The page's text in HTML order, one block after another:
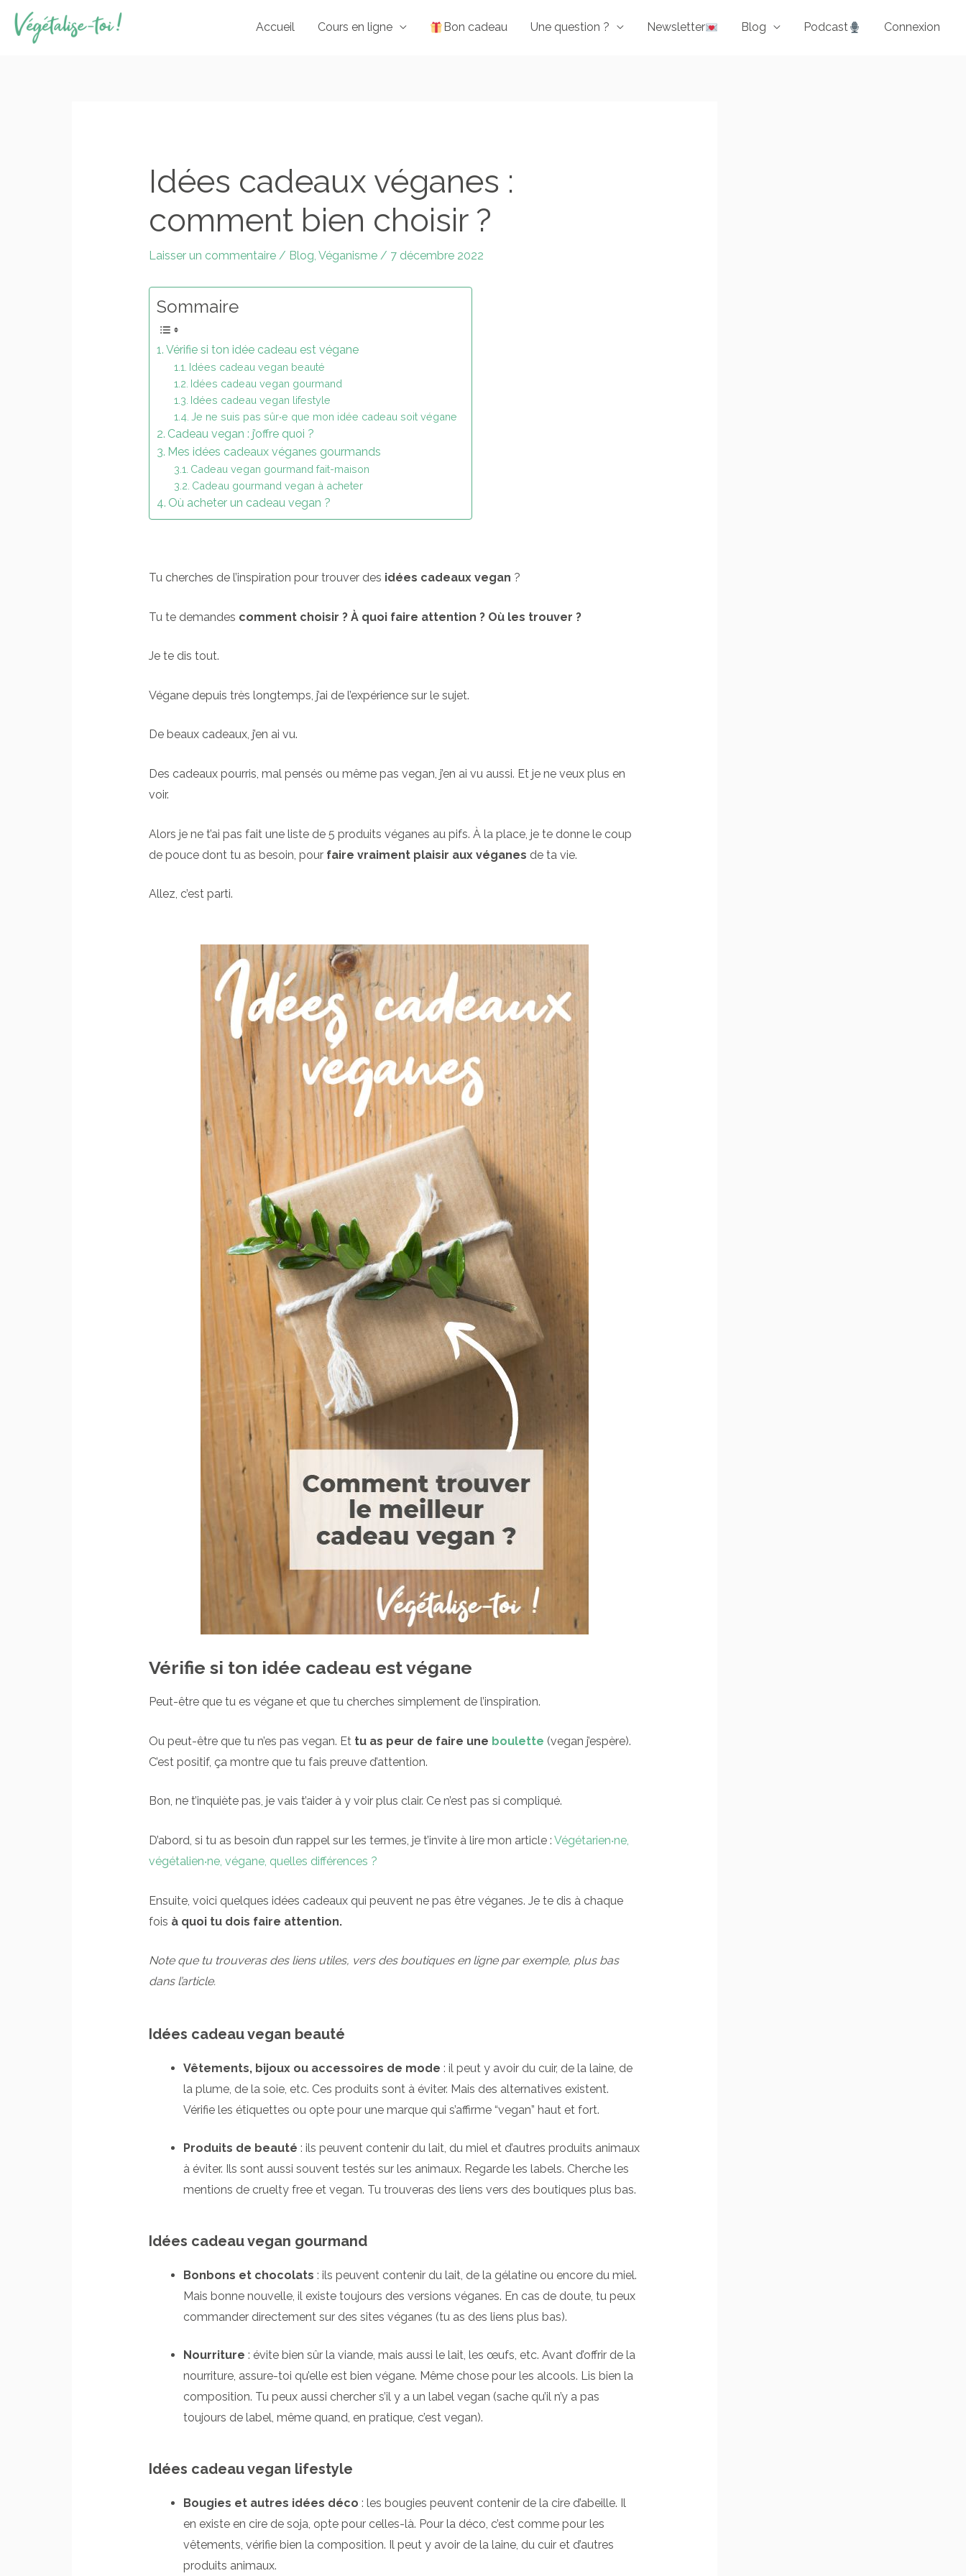
Aller
Accueil Cours en ligne Bon cadeau Une question ? Newsletter Blog Podcast Connexion
Idées cadeaux véganes :
comment bien choisir ?
Laisser un commentaire / Blog, Véganisme/ 7 décembre 2022
Sommaire
Vérifie si ton idée cadeau est végane
Idées cadeau vegan beauté
Idées cadeau vegan gourmand
Idées cadeau vegan lifestyle
Je ne suis pas sûr‧e que mon idée cadeau soit végane
Cadeau vegan : j’offre quoi ?
Mes idées cadeaux véganes gourmands
Cadeau vegan gourmand fait-maison
Cadeau gourmand vegan à acheter
Où acheter un cadeau vegan ?
Tu cherches de l’inspiration pour trouver des idées cadeaux vegan ?
Tu te demandes comment choisir ? À quoi faire attention ? Où les trouver ?
Je te dis tout.
Végane depuis très longtemps, j’ai de l’expérience sur le sujet.
De beaux cadeaux, j’en ai vu.
Des cadeaux pourris, mal pensés ou même pas vegan, j’en ai vu aussi. Et je ne veux plus en
voir.
Alors je ne t’ai pas fait une liste de 5 produits véganes au pifs. À la place, je te donne le coup
de pouce dont tu as besoin, pour faire vraiment plaisir aux véganes de ta vie.
Allez, c’est parti.
Vérifie si ton idée cadeau est végane
Peut-être que tu es végane et que tu cherches simplement de l’inspiration.
Ou peut-être que tu n’es pas vegan. Et tu as peur de faire une boulette (vegan j’espère).
C’est positif, ça montre que tu fais preuve d’attention.
Bon, ne t’inquiète pas, je vais t’aider à y voir plus clair. Ce n’est pas si compliqué.
D’abord, si tu as besoin d’un rappel sur les termes, je t’invite à lire mon article : Végétarien‧ne,
végétalien‧ne, végane, quelles différences ?
Ensuite, voici quelques idées cadeaux qui peuvent ne pas être véganes. Je te dis à chaque
fois à quoi tu dois faire attention.
Note que tu trouveras des liens utiles, vers des boutiques en ligne par exemple, plus bas
dans l’article.
Idées cadeau vegan beauté
Vêtements, bijoux ou accessoires de mode : il peut y avoir du cuir, de la laine, de
la plume, de la soie, etc. Ces produits sont à éviter. Mais des alternatives existent.
Vérifie les étiquettes ou opte pour une marque qui s’affirme “vegan” haut et fort.
Produits de beauté : ils peuvent contenir du lait, du miel et d’autres produits animaux
à éviter. Ils sont aussi souvent testés sur les animaux. Regarde les labels. Cherche les
mentions de cruelty free et vegan. Tu trouveras des liens vers des boutiques plus bas.
Idées cadeau vegan gourmand
Bonbons et chocolats : ils peuvent contenir du lait, de la gélatine ou encore du miel.
Mais bonne nouvelle, il existe toujours des versions véganes. En cas de doute, tu peux
commander directement sur des sites véganes (tu as des liens plus bas).
Nourriture : évite bien sûr la viande, mais aussi le lait, les œufs, etc. Avant d’offrir de la
nourriture, assure-toi qu’elle est bien végane. Même chose pour les alcools. Lis bien la
composition. Tu peux aussi chercher s’il y a un label vegan (sache qu’il n’y a pas
toujours de label, même quand, en pratique, c’est vegan).
Idées cadeau vegan lifestyle
Bougies et autres idées déco : les bougies peuvent contenir de la cire d’abeille. Il
en existe en cire de soja, opte pour celles-là. Pour la déco, c’est comme pour les
vêtements, vérifie bien la composition. Il peut y avoir de la laine, du cuir et d’autres
produits animaux.